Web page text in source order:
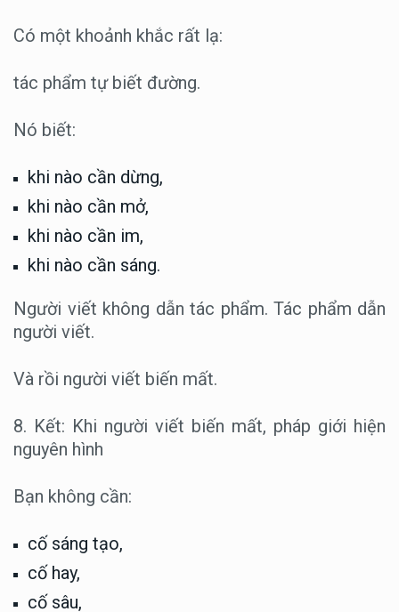
Có một khoảnh khắc rất lạ:
tác phẩm tự biết đường.
Nó biết:
khi nào cần dừng,
khi nào cần mở,
khi nào cần im,
khi nào cần sáng.
Người viết không dẫn tác phẩm. Tác phẩm dẫn
người viết.
Và rồi người viết biến mất.
8. Kết: Khi người viết biến mất, pháp giới hiện
nguyên hình
Bạn không cần:
cố sáng tạo,
cố hay,
cố sâu,